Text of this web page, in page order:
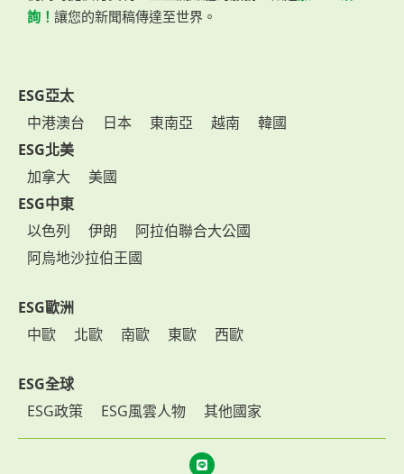
詢！ 讓您的新聞稿傳達至世界。
ESG亞太
中港澳台
日本 東南亞 越南
韓國
ESG北美
加拿大
美國
ESG中東
以色列
伊朗
阿拉伯聯合大公國
阿烏地沙拉伯王國
ESG歐洲
中歐
北歐 南歐 東歐 西歐
ESG全球
ESG政策
ESG風雲人物 其他國家